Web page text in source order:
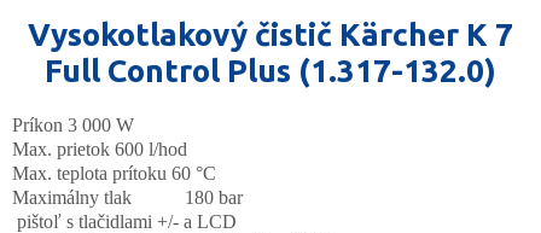
Vysokotlakový čistič Kärcher K 7
Full Control Plus (1.317-132.0)
Príkon 3 000 W
Max. prietok 600 l/hod
Max. teplota prítoku 60 °C
Maximálny tlak 180 bar
pištoľ s tlačidlami +/- a LCD